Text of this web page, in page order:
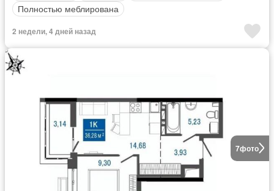
Полностью меблирована
2 недели, 4 дней назад
7фото